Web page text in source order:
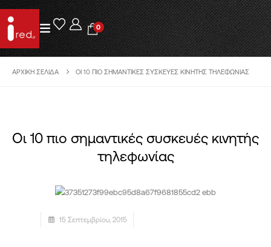
0
ΑΡΧΙΚΉ ΣΕΛΊΔΑ ΟΙ 10 ΠΙΟ ΣΗΜΑΝΤΙΚΈΣ ΣΥΣΚΕΥΈΣ ΚΙΝΗΤΉΣ ΤΗΛΕΦΩΝΊΑΣ
Οι 10 πιο σημαντικές συσκευές κινητής
τηλεφωνίας
15 Σεπτεμβρίου, 2015